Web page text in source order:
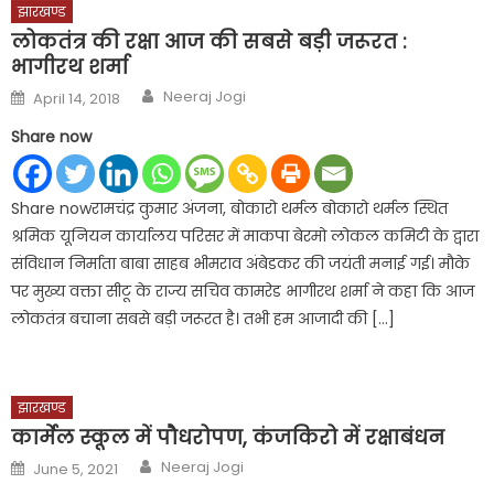
झारखण्ड
लोकतंत्र की रक्षा आज की सबसे बड़ी जरूरत :
भागीरथ शर्मा
Posted
on
April 14, 2018 Author
Neeraj Jogi
Share now
Share nowरामचंद्र कुमार अंजना, बोकारो थर्मल बोकारो थर्मल स्थित
श्रमिक यूनियन कार्यालय परिसर में माकपा बेरमो लोकल कमिटी के द्वारा
संविधान निर्माता बाबा साहब भीमराव अंबेडकर की जयंती मनाई गई। मौके
पर मुख्य वक्ता सीटू के राज्य सचिव कामरेड भागीरथ शर्मा ने कहा कि आज
लोकतंत्र बचाना सबसे बड़ी जरूरत है। तभी हम आजादी की […]
झारखण्ड
कार्मेल स्कूल में पौधरोपण, कंजकिरो में रक्षाबंधन
Posted
on
June 5, 2021 Author
Neeraj Jogi